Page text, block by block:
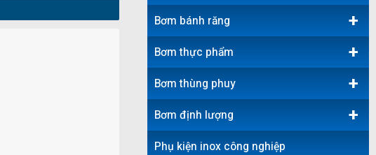
Bơm bánh răng +
Bơm thực phẩm +
Bơm thùng phuy +
Bơm định lượng +
Phụ kiện inox công nghiệp